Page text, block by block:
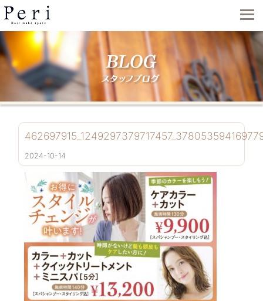
2024-10-14